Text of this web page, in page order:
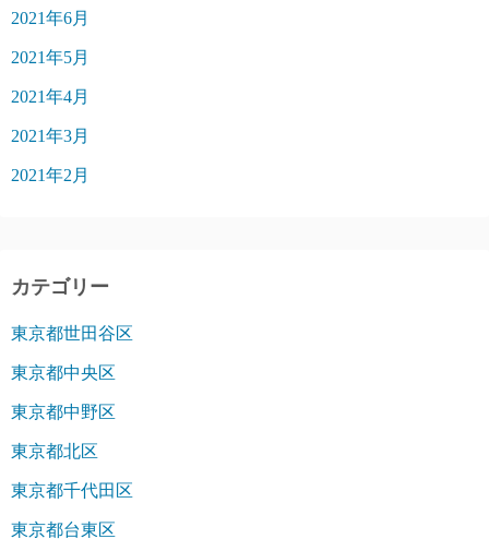
2021年6月
2021年5月
2021年4月
2021年3月
2021年2月
カテゴリー
東京都世田谷区
東京都中央区
東京都中野区
東京都北区
東京都千代田区
東京都台東区